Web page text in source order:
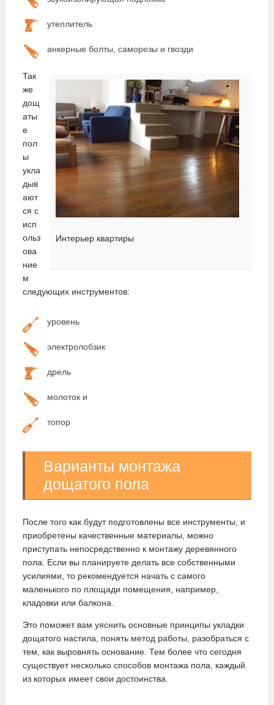
утеплитель
анкерные болты, саморезы и гвозди
Интерьер квартиры
Так
же
дощ
аты
е
пол
ы
укла
дыв
ают
ся с
исп
ольз
ова
ние
м
следующих инструментов:
уровень
электролобзик
дрель
молоток и
топор
Варианты монтажа
дощатого пола
После того как будут подготовлены все инструменты, и
приобретены качественные материалы, можно
приступать непосредственно к монтажу деревянного
пола. Если вы планируете делать все собственными
усилиями, то рекомендуется начать с самого
маленького по площади помещения, например,
кладовки или балкона.
Это поможет вам уяснить основные принципы укладки
дощатого настила, понять метод работы, разобраться с
тем, как выровнять основание. Тем более что сегодня
существует несколько способов монтажа пола, каждый
из которых имеет свои достоинства.